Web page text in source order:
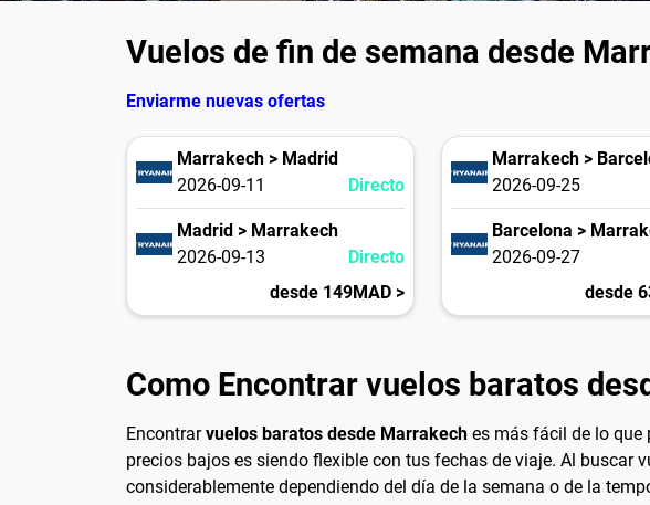
Vuelos de fin de semana desde
Enviarme nuevas ofertas
Marrakech > Madrid
2026-09-11
Directo
Madrid > Marrakech
2026-09-13
Directo
desde 149MAD >
Marrakech >
2026-09-25
Barcelona >
2026-09-27
desde
Como Encontrar vuelos baratos
Encontrarvuelos baratos desde Marrakech es más fácil de lo que
precios bajos es siendo flexible con tus fechas de viaje. Al buscar
considerablemente dependiendo del día de la semana o de la